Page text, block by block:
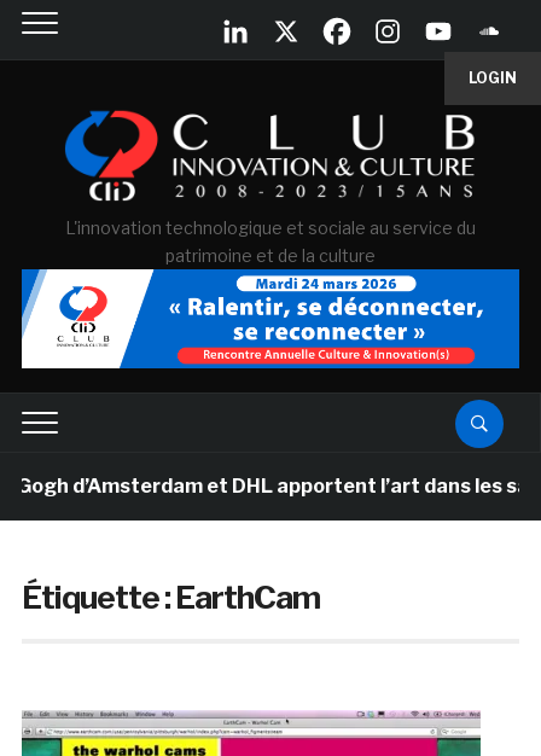
LOGIN
L'innovation technologique et sociale au service du
patrimoine et de la culture
d’Amsterdam et DHL apportent l’art dans les salles
Étiquette :EarthCam